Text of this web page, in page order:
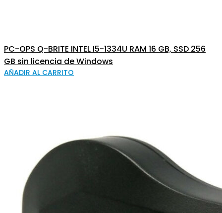
PC-OPS Q-BRITE INTEL I5-1334U RAM 16 GB, SSD 256
GB sin licencia de Windows
AÑADIR AL CARRITO